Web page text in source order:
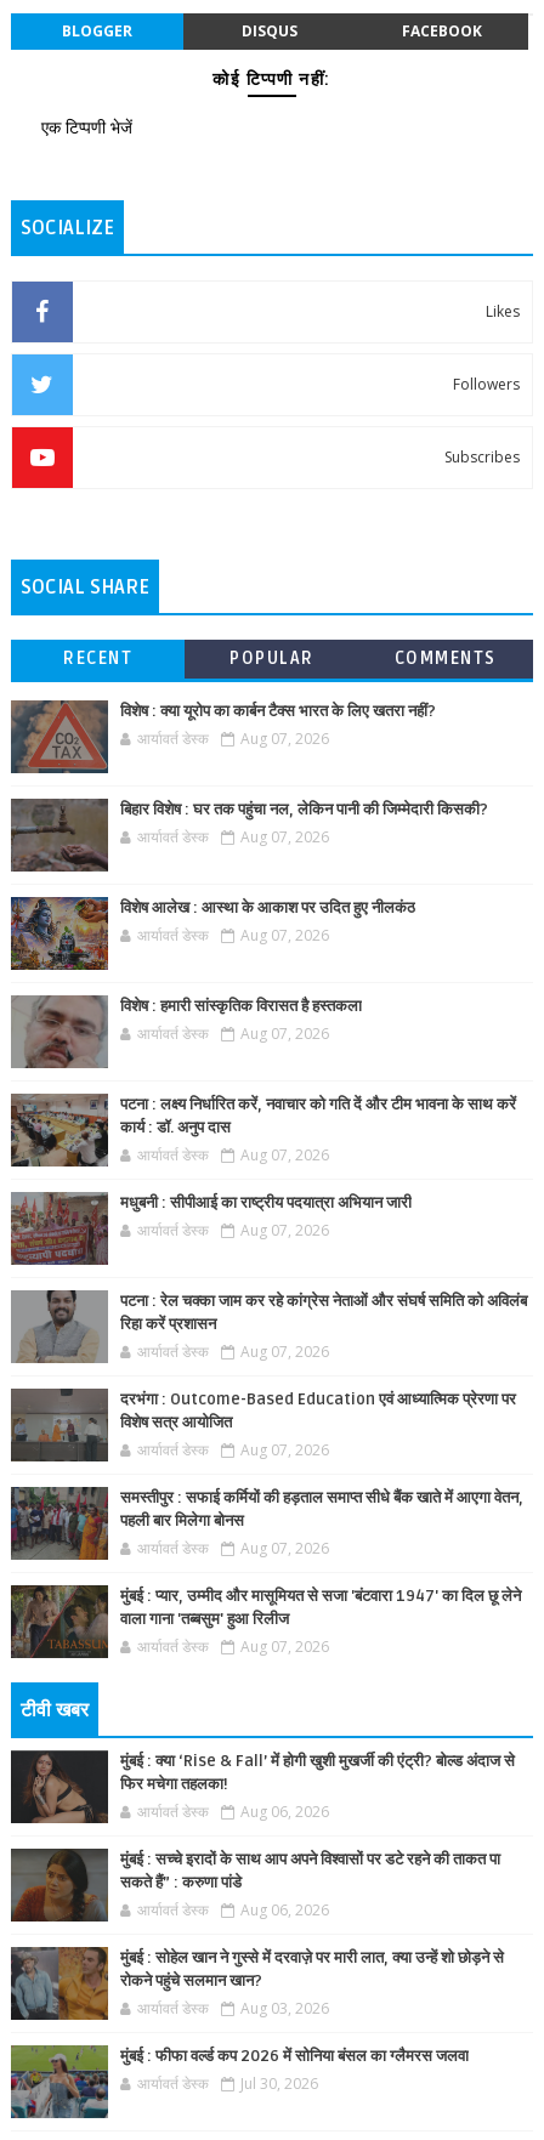
BLOGGER DISQUS FACEBOOK
कोई टिप्पणी नहीं:
एक टिप्पणी भेजें
SOCIALIZE
Likes
Followers
Subscribes
SOCIAL SHARE
RECENT POPULAR COMMENTS
विशेष : क्या यूरोप का कार्बन टैक्स भारत के लिए खतरा नहीं?
आर्यावर्त डेस्क Aug 07, 2026
बिहार विशेष : घर तक पहुंचा नल, लेकिन पानी की जिम्मेदारी किसकी?
आर्यावर्त डेस्क Aug 07, 2026
विशेष आलेख : आस्था के आकाश पर उदित हुए नीलकंठ
आर्यावर्त डेस्क Aug 07, 2026
विशेष : हमारी सांस्कृतिक विरासत है हस्तकला
आर्यावर्त डेस्क Aug 07, 2026
पटना : लक्ष्य निर्धारित करें, नवाचार को गति दें और टीम भावना के साथ करें
कार्य : डॉ. अनुप दास
आर्यावर्त डेस्क Aug 07, 2026
मधुबनी : सीपीआई का राष्ट्रीय पदयात्रा अभियान जारी
आर्यावर्त डेस्क Aug 07, 2026
पटना : रेल चक्का जाम कर रहे कांग्रेस नेताओं और संघर्ष समिति को अविलंब
रिहा करें प्रशासन
आर्यावर्त डेस्क Aug 07, 2026
दरभंगा : Outcome-Based Education एवं आध्यात्मिक प्रेरणा पर
विशेष सत्र आयोजित
आर्यावर्त डेस्क Aug 07, 2026
समस्तीपुर : सफाई कर्मियों की हड़ताल समाप्त सीधे बैंक खाते में आएगा वेतन,
पहली बार मिलेगा बोनस
आर्यावर्त डेस्क Aug 07, 2026
मुंबई : प्यार, उम्मीद और मासूमियत से सजा 'बंटवारा 1947' का दिल छू लेने
वाला गाना 'तब्बसुम' हुआ रिलीज
आर्यावर्त डेस्क Aug 07, 2026
टीवी खबर
मुंबई : क्या ‘Rise & Fall’ में होगी खुशी मुखर्जी की एंट्री? बोल्ड अंदाज से
फिर मचेगा तहलका!
आर्यावर्त डेस्क Aug 06, 2026
मुंबई : सच्चे इरादों के साथ आप अपने विश्वासों पर डटे रहने की ताकत पा
सकते हैं” : करुणा पांडे
आर्यावर्त डेस्क Aug 06, 2026
मुंबई : सोहेल खान ने गुस्से में दरवाज़े पर मारी लात, क्या उन्हें शो छोड़ने से
रोकने पहुंचे सलमान खान?
आर्यावर्त डेस्क Aug 03, 2026
मुंबई : फीफा वर्ल्ड कप 2026 में सोनिया बंसल का ग्लैमरस जलवा
आर्यावर्त डेस्क Jul 30, 2026